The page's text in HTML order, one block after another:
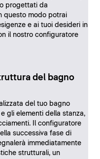
progettati da
questo modo potrai
e ai tuoi desideri in
il nostro configuratore
del bagno
del tuo bagno
gli elementi della stanza,
Il configuratore
successiva fase di
immediatamente
strutturali, un